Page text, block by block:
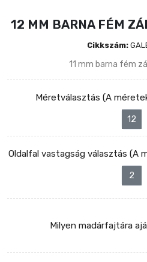
12 MM BARNA FÉM
Cikkszám:
11 mm barna fém
Méretválasztás (A
12
Oldalfal vastagság választás (A
2
Milyen madárfajtára